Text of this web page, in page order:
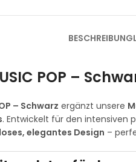
BESCHREIBUNG
POP –
– Schwarz ergänzt unsere
. Entwickelt für den intensiven
elegantes Design –